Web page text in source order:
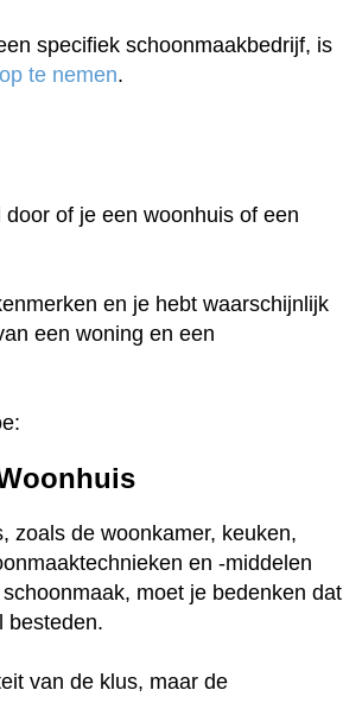
specifiek schoonmaakbedrijf, is
te nemen.
of je een woonhuis of een
en je hebt waarschijnlijk
een woning en een
zoals de woonkamer, keuken,
en -middelen
moet je bedenken dat
besteden.
van de klus, maar de